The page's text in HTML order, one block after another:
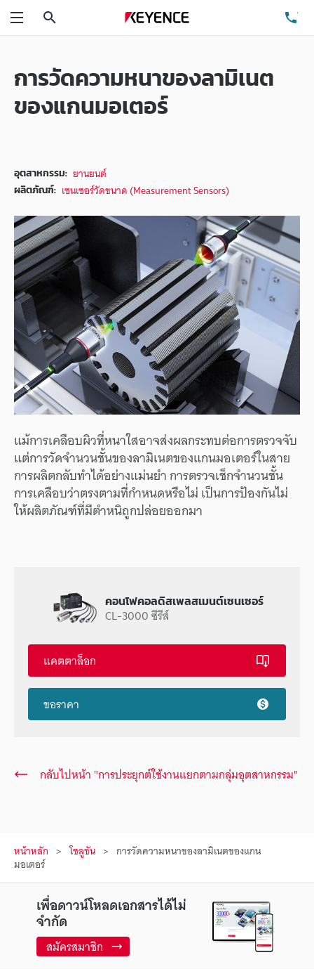
การวัดความหนาของลามิเนต
ของแกนมอเตอร์
อุตสาหกรรม: ยานยนต์
ผลิตภัณฑ์: เซนเซอร์วัดขนาด (Measurement Sensors)
แม้การเคลือบผิวที่หนาใสอาจส่งผลกระทบต่อการตรวจจับ
แต่การวัดจำนวนชั้นของลามิเนตของแกนมอเตอร์ในสาย
การผลิตกลับทำได้อย่างแม่นยำ การตรวจเช็กจำนวนชั้น
การเคลือบว่าตรงตามที่กำหนดหรือไม่ เป็นการป้องกันไม่
ให้ผลิตภัณฑ์ที่มีตำหนิถูกปล่อยออกมา
คอนโฟคอลดิสเพลสเมนต์เซนเซอร์
CL-3000 ซีรีส์
แคตตาล็อก
ขอราคา
กลับไปหน้า "การประยุกต์ใช้งานแยกตามกลุ่มอุตสาหกรรม"
หน้าหลัก โซลูชัน การวัดความหนาของลามิเนตของแกน
มอเตอร์
เพื่อดาวน์โหลดเอกสารได้ไม่
จำกัด
สมัครสมาชิก